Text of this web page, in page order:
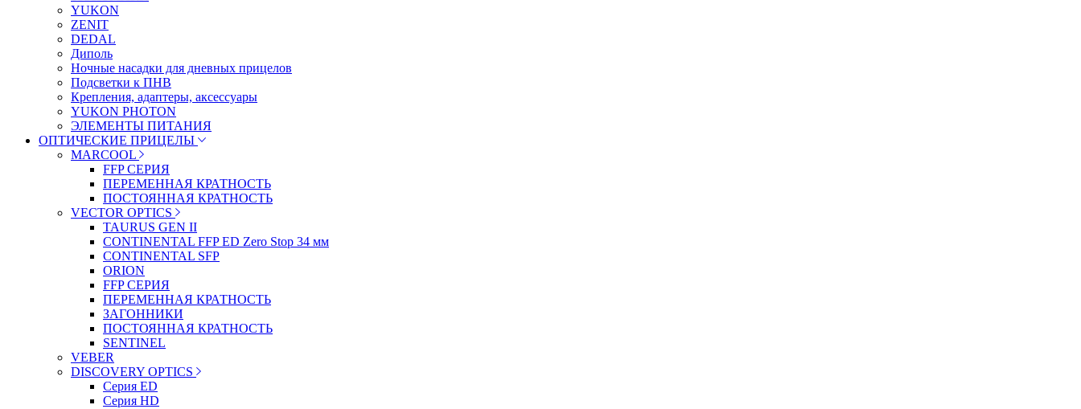
YUKON
ZENIT
DEDAL
Диполь
Ночные насадки для дневных прицелов
Подсветки к ПНВ
Крепления, адаптеры, аксессуары
YUKON PHOTON
ЭЛЕМЕНТЫ ПИТАНИЯ
ОПТИЧЕСКИЕ ПРИЦЕЛЫ
MARCOOL
FFP СЕРИЯ
ПЕРЕМЕННАЯ КРАТНОСТЬ
ПОСТОЯННАЯ КРАТНОСТЬ
VECTOR OPTICS
TAURUS GEN II
CONTINENTAL FFP ED Zero Stop 34 мм
CONTINENTAL SFP
ORION
FFP СЕРИЯ
ПЕРЕМЕННАЯ КРАТНОСТЬ
ЗАГОННИКИ
ПОСТОЯННАЯ КРАТНОСТЬ
SENTINEL
VEBER
DISCOVERY OPTICS
Серия ED
Серия HD